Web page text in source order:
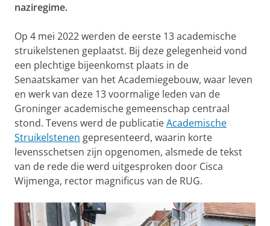
naziregime.
Op 4 mei 2022 werden de eerste 13 academische
struikelstenen geplaatst. Bij deze gelegenheid vond
een plechtige bijeenkomst plaats in de
Senaatskamer van het Academiegebouw, waar leven
en werk van deze 13 voormalige leden van de
Groninger academische gemeenschap centraal
stond. Tevens werd de publicatieAcademische
Struikelstenen gepresenteerd, waarin korte
levensschetsen zijn opgenomen, alsmede de tekst
van de rede die werd uitgesproken door Cisca
Wijmenga, rector magnificus van de RUG.